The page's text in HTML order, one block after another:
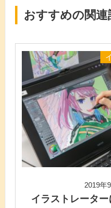
おすすめの関連
2019年
イラストレータ